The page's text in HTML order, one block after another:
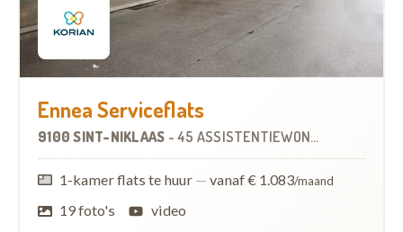
Ennea Serviceflats
9100 SINT-NIKLAAS - 45 ASSISTENTIEWONINGEN
1-kamer flats te huur — vanaf € 1.083/maand
19 foto's video